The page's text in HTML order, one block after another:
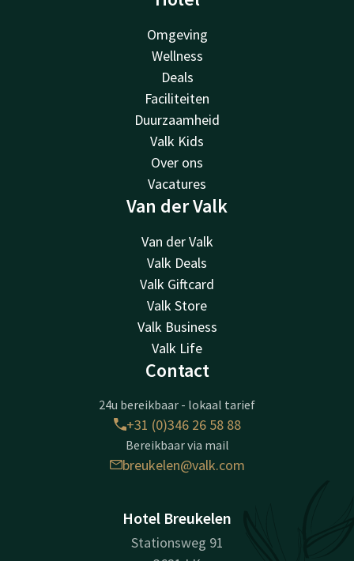
Omgeving
Wellness
Deals
Faciliteiten
Duurzaamheid
Valk Kids
Over ons
Vacatures
Van der Valk
Van der Valk
Valk Deals
Valk Giftcard
Valk Store
Valk Business
Valk Life
Contact
24u bereikbaar - lokaal tarief
+31 (0)346 26 58 88
Bereikbaar via mail
breukelen@valk.com
Hotel Breukelen
Stationsweg 91